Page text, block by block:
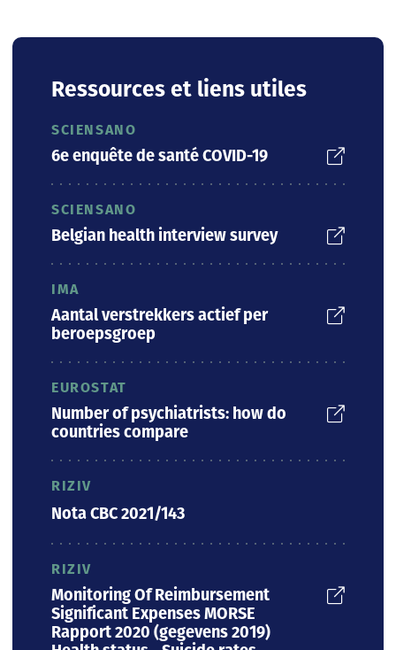
Ressources et liens utiles
SCIENSANO
6e enquête de santé COVID-19
SCIENSANO
Belgian health interview survey
IMA
Aantal verstrekkers actief per
beroepsgroep
EUROSTAT
Number of psychiatrists: how do
countries compare
RIZIV
Nota CBC 2021/143
RIZIV
Monitoring Of Reimbursement
Significant Expenses MORSE
Rapport 2020 (gegevens 2019)